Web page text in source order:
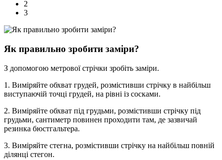
2
3
Як правильно зробити заміри?
З допомогою метрової стрічки зробіть заміри.
1. Виміряйте обхват грудей, розмістивши стрічку в найбільш
виступаючій точці грудей, на рівні із сосками.
2. Виміряйте обхват під грудьми, розмістивши стрічку під
грудьми, сантиметр повинен проходити там, де зазвичай
резинка бюстгальтера.
3. Виміряйте стегна, розмістивши стрічку на найбільш повній
ділянці стегон.